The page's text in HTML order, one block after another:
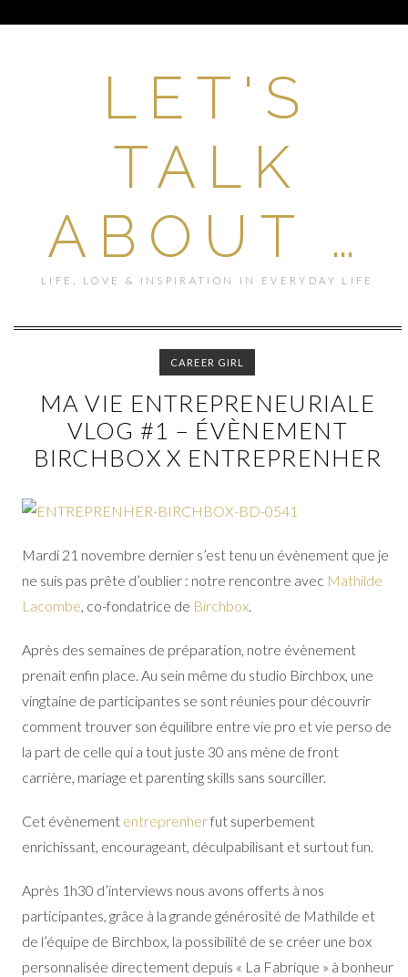
LET'S
TALK
ABOUT …
LIFE, LOVE & INSPIRATION IN EVERYDAY LIFE
CAREER GIRL
MA VIE ENTREPRENEURIALE
VLOG #1 – ÉVÈNEMENT
BIRCHBOX X ENTREPRENHER
Mardi 21 novembre dernier s’est tenu un évènement que je
ne suis pas prête d’oublier : notre rencontre avec Mathilde
Lacombe, co-fondatrice de Birchbox.
Après des semaines de préparation, notre évènement
prenait enfin place. Au sein même du studio Birchbox, une
vingtaine de participantes se sont réunies pour découvrir
comment trouver son équilibre entre vie pro et vie perso de
la part de celle qui a tout juste 30 ans mène de front
carrière, mariage et parenting skills sans sourciller.
Cet évènement entreprenherfut superbement
enrichissant, encourageant, déculpabilisant et surtout fun.
Après 1h30 d’interviews nous avons offerts à nos
participantes, grâce à la grande générosité de Mathilde et
de l’équipe de Birchbox, la possibilité de se créer une box
personnalisée directement depuis « La Fabrique » à bonheur